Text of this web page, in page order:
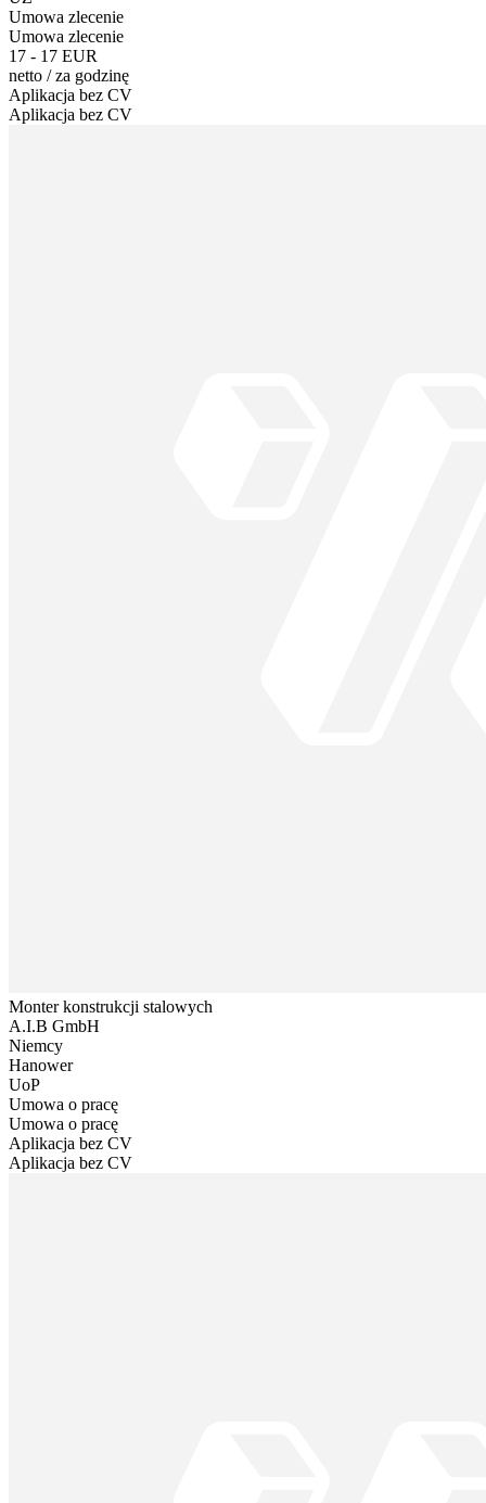
Umowa zlecenie
Umowa zlecenie
17 - 17 EUR
netto /za godzinę
Aplikacja bez CV
Aplikacja bez CV
Monter konstrukcji stalowych
A.I.B GmbH
Niemcy
Hanower
UoP
Umowa o pracę
Umowa o pracę
Aplikacja bez CV
Aplikacja bez CV